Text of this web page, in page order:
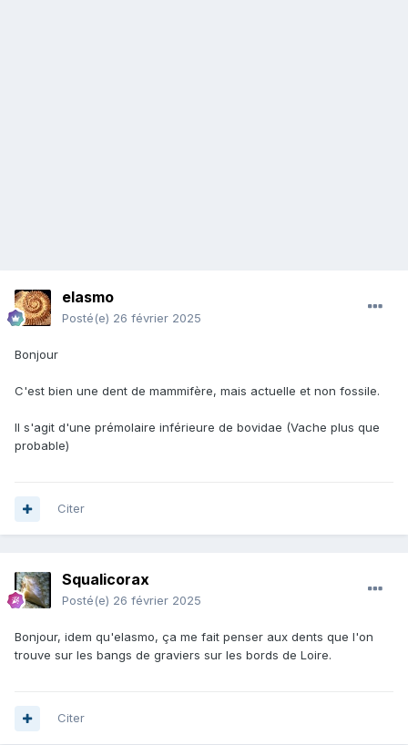
elasmo
Posté(e) 26 février 2025
Bonjour
C'est bien une dent de mammifère, mais actuelle et non fossile.
Il s'agit d'une prémolaire inférieure de bovidae (Vache plus que
probable)
Citer
Squalicorax
Posté(e) 26 février 2025
Bonjour, idem qu'elasmo, ça me fait penser aux dents que l'on
trouve sur les bangs de graviers sur les bords de Loire.
Citer